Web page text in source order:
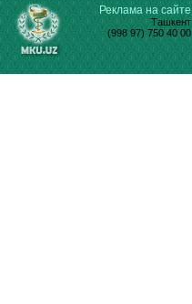
Реклама на сайте
Ташкент
(998 97) 750 40 00